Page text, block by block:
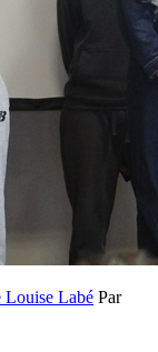
Louise Labé Par